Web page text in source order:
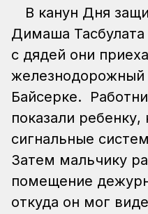
В канун Дня
Димаша
с дядей они
Байсерке.
показали ребенку,
сигнальные
Затем мальчику
помещение
откуда он мог